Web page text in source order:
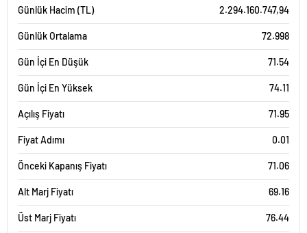
Günlük Hacim (TL) 2.294.160.747,94
Günlük Ortalama 72.998
Gün İçi En Düşük 71.54
Gün İçi En Yüksek 74.11
Açılış Fiyatı 71.95
Fiyat Adımı 0.01
Önceki Kapanış Fiyatı 71.06
Alt Marj Fiyatı 69.16
Üst Marj Fiyatı 76.44